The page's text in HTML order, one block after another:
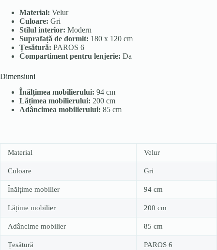
Material: Velur
Culoare: Gri
Stilul interior: Modern
Suprafață de dormit: 180 x 120 cm
Țesătură: PAROS 6
Compartiment pentru lenjerie: Da
Dimensiuni
Înălțimea mobilierului: 94 cm
Lățimea mobilierului: 200 cm
Adâncimea mobilierului: 85 cm
Material Velur
Culoare Gri
Înălțime mobilier 94 cm
Lățime mobilier 200 cm
Adâncime mobilier 85 cm
Țesătură PAROS 6